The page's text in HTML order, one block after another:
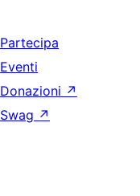
Partecipa
Eventi
Donazioni ↗
Swag ↗